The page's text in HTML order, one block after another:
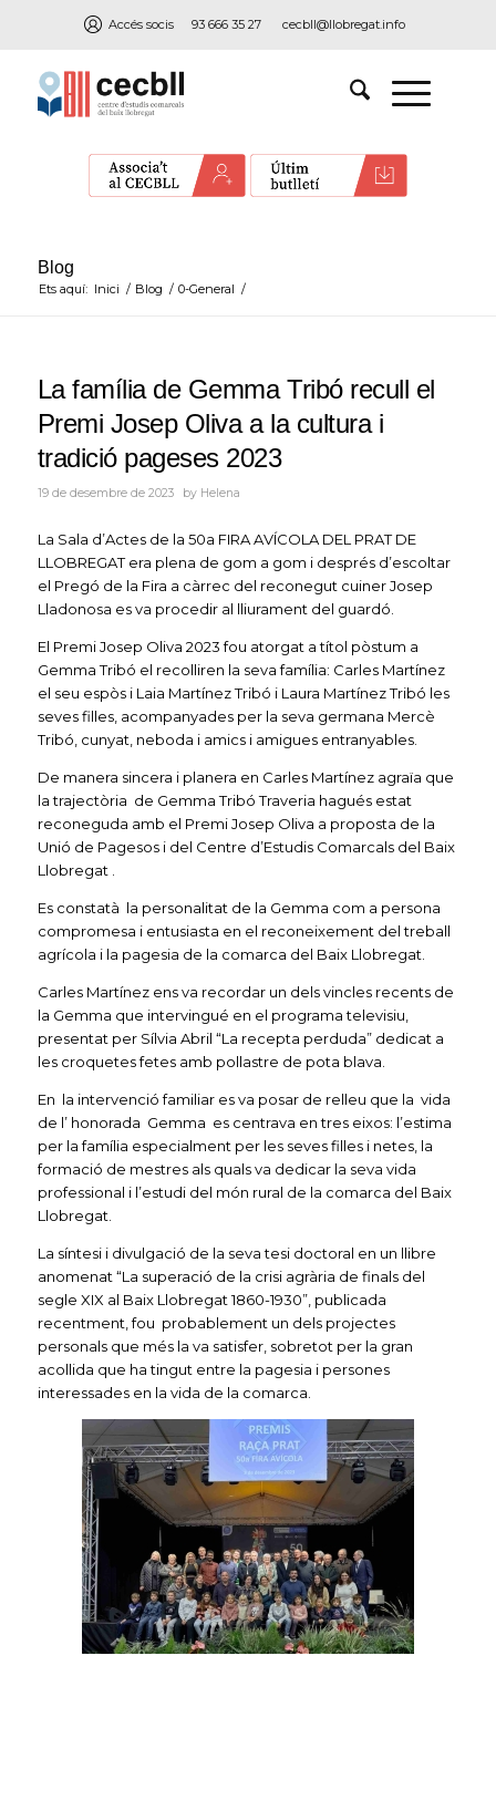
Accés socis 93 666 35 27 cecbll@llobregat.info
Blog
Ets aquí: Inici / Blog / 0-General /
La família de Gemma Tribó recull el
Premi Josep Oliva a la cultura i
tradició pageses 2023
19 de desembre de 2023 by Helena
La Sala d’Actes de la 50a FIRA AVÍCOLA DEL PRAT DE
LLOBREGAT era plena de gom a gom i després d’escoltar
el Pregó de la Fira a càrrec del reconegut cuiner Josep
Lladonosa es va procedir al lliurament del guardó.
El Premi Josep Oliva 2023 fou atorgat a títol pòstum a
Gemma Tribó el recolliren la seva família: Carles Martínez
el seu espòs i Laia Martínez Tribó i Laura Martínez Tribó les
seves filles, acompanyades per la seva germana Mercè
Tribó, cunyat, neboda i amics i amigues entranyables.
De manera sincera i planera en Carles Martínez agraïa que
la trajectòria de Gemma Tribó Traveria hagués estat
reconeguda amb el Premi Josep Oliva a proposta de la
Unió de Pagesos i del Centre d’Estudis Comarcals del Baix
Llobregat .
Es constatà la personalitat de la Gemma com a persona
compromesa i entusiasta en el reconeixement del treball
agrícola i la pagesia de la comarca del Baix Llobregat.
Carles Martínez ens va recordar un dels vincles recents de
la Gemma que intervingué en el programa televisiu,
presentat per Sílvia Abril “La recepta perduda” dedicat a
les croquetes fetes amb pollastre de pota blava.
En la intervenció familiar es va posar de relleu que la vida
de l’ honorada Gemma es centrava en tres eixos: l’estima
per la família especialment per les seves filles i netes, la
formació de mestres als quals va dedicar la seva vida
professional i l’estudi del món rural de la comarca del Baix
Llobregat.
La síntesi i divulgació de la seva tesi doctoral en un llibre
anomenat “La superació de la crisi agrària de finals del
segle XIX al Baix Llobregat 1860-1930”, publicada
recentment, fou probablement un dels projectes
personals que més la va satisfer, sobretot per la gran
acollida que ha tingut entre la pagesia i persones
interessades en la vida de la comarca.